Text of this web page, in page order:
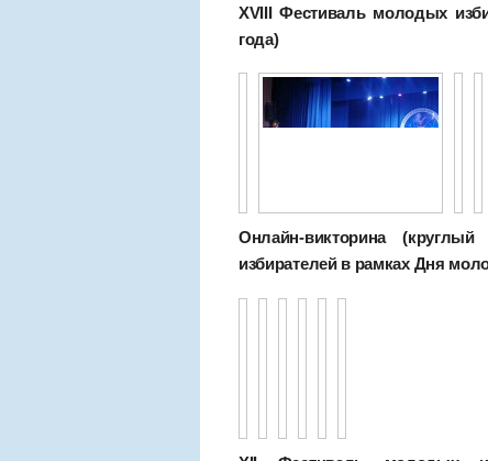
XVIII Фестиваль молодых
года)
Онлайн-викторина
избирателей в рамках Дня